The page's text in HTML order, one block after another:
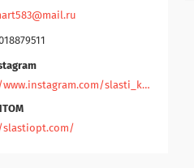
https://www.instagram.com/slasti_kz/